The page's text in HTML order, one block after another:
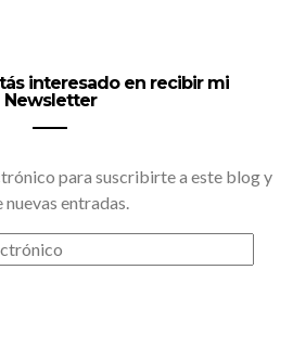
interesado en recibir mi
Newsletter
para suscribirte a este blog y
entradas.